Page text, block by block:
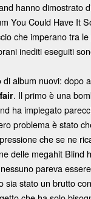
hanno dimostrato
You Could Have It
che imperano tra
inediti eseguiti
di album nuovi: dopo
. Il primo è una
ha impiegato
problema è stato
che se ne
delle megahit Blind
pareva
sia stato un brutto